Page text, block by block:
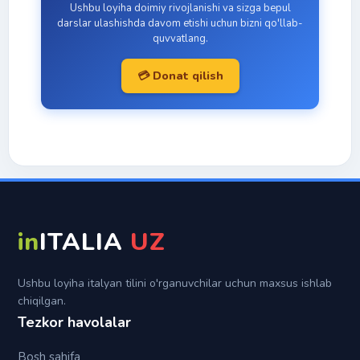
Son
Istak (Il congiuntivo)
Passato prossimo
Passato remoto
Trapassato prossimo
Trapassato remoto
Ravishdosh (gerundio)
A
Su
Maqollar
Italyan imo-ishoralari
Topiklar
Ushbu loyiha doimiy rivojlanishi va sizga bepul
darslar ulashishda davom etishi uchun bizni qo'llab-
quvvatlang.
💳 Donat qilish
inITALIA UZ
Ushbu loyiha italyan tilini o'rganuvchilar uchun maxsus ishlab
chiqilgan.
Tezkor havolalar